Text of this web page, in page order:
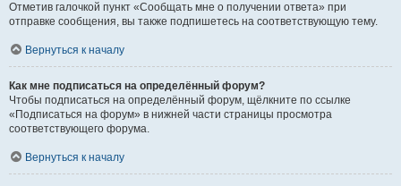
Отметив галочкой пункт «Сообщать мне о получении ответа» при
отправке сообщения, вы также подпишетесь на соответствующую тему.
Вернуться к началу
Как мне подписаться на определённый форум?
Чтобы подписаться на определённый форум, щёлкните по ссылке
«Подписаться на форум» в нижней части страницы просмотра
соответствующего форума.
Вернуться к началу